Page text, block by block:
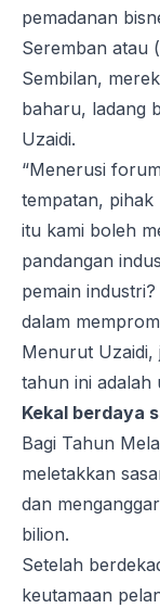
pemadanan
Seremban atau
Sembilan,
baharu, ladang
Uzaidi.
“Menerusi
tempatan, pihak
itu kami boleh
pandangan
pemain
dalam
Menurut Uzaidi,
tahun ini adalah
Kekal berdaya
Bagi Tahun
meletakkan
dan
bilion.
Setelah
keutamaan